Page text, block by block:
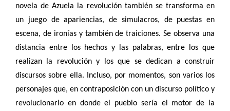
novela de Azuela la revolución también se transforma en
un juego de apariencias, de simulacros, de puestas en
escena, de ironías y también de traiciones. Se observa una
distancia entre los hechos y las palabras, entre los que
realizan la revolución y los que se dedican a construir
discursos sobre ella. Incluso, por momentos, son varios los
personajes que, en contraposición con un discurso político y
revolucionario en donde el pueblo sería el motor de la